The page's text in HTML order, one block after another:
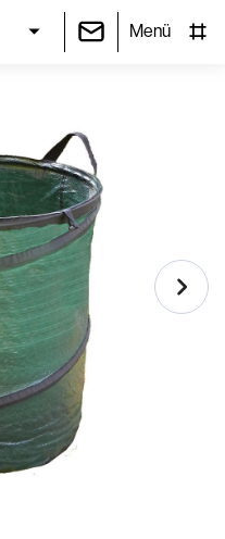
Menü